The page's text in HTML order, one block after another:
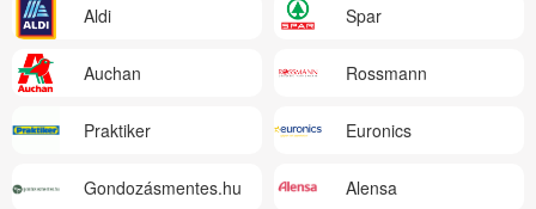
Aldi Spar
Auchan Rossmann
Praktiker Euronics
Gondozásmentes.hu Alensa